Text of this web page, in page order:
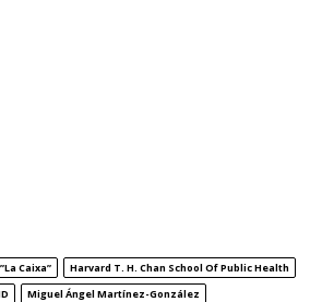
Caixa”
Harvard T. H. Chan School Of Public Health
Miguel Ángel Martínez-González